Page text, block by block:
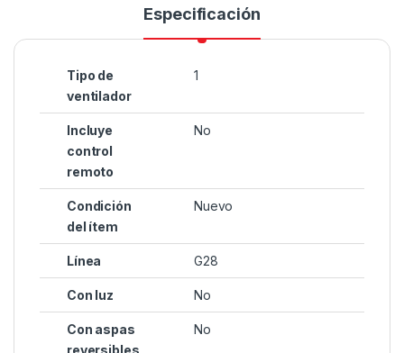
Especificación
Tipo de
ventilador
1
Incluye
control
remoto
No
Condición
del ítem
Nuevo
Línea G28
Con luz No
Con aspas
No